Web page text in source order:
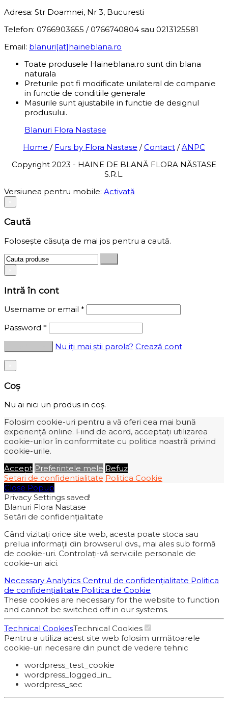
Adresa: Str Doamnei, Nr 3, Bucuresti
Telefon: 0766903655 / 0766740804 sau 0213125581
Email: blanuri[at]haineblana.ro
Toate produsele Haineblana.ro sunt din blana
naturala
Preturile pot fi modificate unilateral de companie
in functie de conditiile generale
Masurile sunt ajustabile in functie de designul
produsului.
Blanuri Flora Nastase
Home / Furs by Flora Nastase /Contact /ANPC
Copyright 2023 - HAINE DE BLANĂ FLORA NĂSTASE
S.R.L.
Versiunea pentru mobile: Activată
Caută
Folosește căsuța de mai jos pentru a caută.
Intră în cont
Username or email *
Password *
Nu iți mai știi parola? Crează cont
Coș
Nu ai nici un produs in coș.
Folosim cookie-uri pentru a vă oferi cea mai bună
experiență online. Fiind de acord, acceptați utilizarea
cookie-urilor în conformitate cu politica noastră privind
cookie-urile.
Accept Preferintele mele Refuz
Setari de confidentialitate Politica Cookie
Close Popup
Privacy Settings saved!
Blanuri Flora Nastase
Setări de confidențialitate
Când vizitați orice site web, acesta poate stoca sau
prelua informații din browserul dvs., mai ales sub formă
de cookie-uri. Controlați-vă serviciile personale de
cookie-uri aici.
Necessary Analytics Centrul de confidențialitate Politica
de confidențialitate Politica de Cookie
These cookies are necessary for the website to function
and cannot be switched off in our systems.
Technical CookiesTechnical Cookies
Pentru a utiliza acest site web folosim următoarele
cookie-uri necesare din punct de vedere tehnic
wordpress_test_cookie
wordpress_logged_in_
wordpress_sec